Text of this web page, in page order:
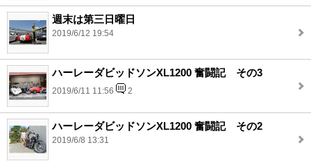
週末は第三日曜日
2019/6/12 19:54
ハーレーダビッドソンXL1200 奮闘記 その3
2019/6/11 11:56 2
ハーレーダビッドソンXL1200 奮闘記 その2
2019/6/8 13:31